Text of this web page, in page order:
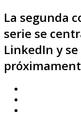
La segunda
serie se
LinkedIn y